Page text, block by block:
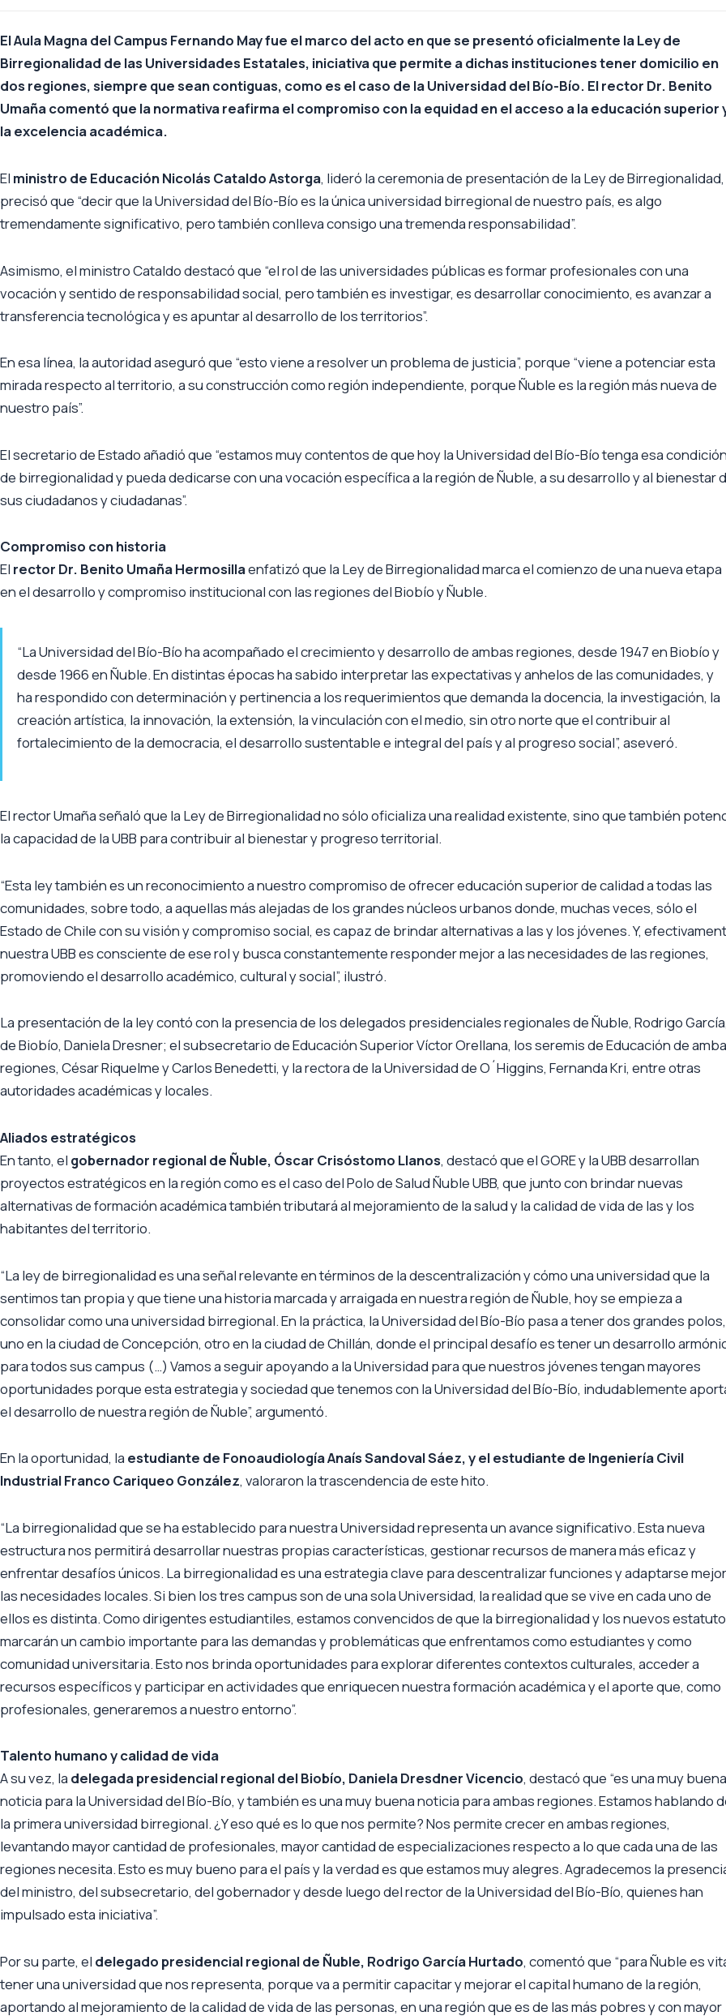
El Aula Magna del Campus Fernando May fue el marco del acto en que se presentó oficialmente la Ley de
Birregionalidad de las Universidades Estatales, iniciativa que permite a dichas instituciones tener domicilio en
dos regiones, siempre que sean contiguas, como es el caso de la Universidad del Bío-Bío. El rector Dr. Benito
Umaña comentó que la normativa reafirma el compromiso con la equidad en el acceso a la educación superior
la excelencia académica.
El ministro de Educación Nicolás Cataldo Astorga, lideró la ceremonia de presentación de la Ley de
precisó que “decir que la Universidad del Bío-Bío es la única universidad birregional de nuestro país, es algo
tremendamente significativo, pero también conlleva consigo una tremenda responsabilidad”.
Asimismo, el ministro Cataldo destacó que “el rol de las universidades públicas es formar profesionales con una
vocación y sentido de responsabilidad social, pero también es investigar, es desarrollar conocimiento, es avanzar a
transferencia tecnológica y es apuntar al desarrollo de los territorios”.
En esa línea, la autoridad aseguró que “esto viene a resolver un problema de justicia”, porque “viene a potenciar esta
mirada respecto al territorio, a su construcción como región independiente, porque Ñuble es la región más nueva de
nuestro país”.
El secretario de Estado añadió que “estamos muy contentos de que hoy la Universidad del Bío-Bío tenga esa
de birregionalidad y pueda dedicarse con una vocación específica a la región de Ñuble, a su desarrollo y al bienestar
sus ciudadanos y ciudadanas”.
Compromiso con historia
El rector Dr. Benito Umaña Hermosillaenfatizó que la Ley de Birregionalidad marca el comienzo de una nueva etapa
en el desarrollo y compromiso institucional con las regiones del Biobío y Ñuble.
“La Universidad del Bío-Bío ha acompañado el crecimiento y desarrollo de ambas regiones, desde 1947 en Biobío y
desde 1966 en Ñuble. En distintas épocas ha sabido interpretar las expectativas y anhelos de las comunidades, y
ha respondido con determinación y pertinencia a los requerimientos que demanda la docencia, la investigación, la
creación artística, la innovación, la extensión, la vinculación con el medio, sin otro norte que el contribuir al
fortalecimiento de la democracia, el desarrollo sustentable e integral del país y al progreso social”, aseveró.
El rector Umaña señaló que la Ley de Birregionalidad no sólo oficializa una realidad existente, sino que también
la capacidad de la UBB para contribuir al bienestar y progreso territorial.
“Esta ley también es un reconocimiento a nuestro compromiso de ofrecer educación superior de calidad a todas las
comunidades, sobre todo, a aquellas más alejadas de los grandes núcleos urbanos donde, muchas veces, sólo el
Estado de Chile con su visión y compromiso social, es capaz de brindar alternativas a las y los jóvenes. Y,
nuestra UBB es consciente de ese rol y busca constantemente responder mejor a las necesidades de las regiones,
promoviendo el desarrollo académico, cultural y social”, ilustró.
La presentación de la ley contó con la presencia de los delegados presidenciales regionales de Ñuble, Rodrigo
de Biobío, Daniela Dresner; el subsecretario de Educación Superior Víctor Orellana, los seremis de Educación de
regiones, César Riquelme y Carlos Benedetti, y la rectora de la Universidad de O´Higgins, Fernanda Kri, entre otras
autoridades académicas y locales.
Aliados estratégicos
En tanto, el gobernador regional de Ñuble, Óscar Crisóstomo Llanos, destacó que el GORE y la UBB desarrollan
proyectos estratégicos en la región como es el caso del Polo de Salud Ñuble UBB, que junto con brindar nuevas
alternativas de formación académica también tributará al mejoramiento de la salud y la calidad de vida de las y los
habitantes del territorio.
“La ley de birregionalidad es una señal relevante en términos de la descentralización y cómo una universidad que la
sentimos tan propia y que tiene una historia marcada y arraigada en nuestra región de Ñuble, hoy se empieza a
consolidar como una universidad birregional. En la práctica, la Universidad del Bío-Bío pasa a tener dos grandes polos,
uno en la ciudad de Concepción, otro en la ciudad de Chillán, donde el principal desafío es tener un desarrollo
para todos sus campus (…) Vamos a seguir apoyando a la Universidad para que nuestros jóvenes tengan mayores
oportunidades porque esta estrategia y sociedad que tenemos con la Universidad del Bío-Bío, indudablemente
el desarrollo de nuestra región de Ñuble”, argumentó.
En la oportunidad, la estudiante de Fonoaudiología Anaís Sandoval Sáez, y el estudiante de Ingeniería Civil
Industrial Franco Cariqueo González, valoraron la trascendencia de este hito.
“La birregionalidad que se ha establecido para nuestra Universidad representa un avance significativo. Esta nueva
estructura nos permitirá desarrollar nuestras propias características, gestionar recursos de manera más eficaz y
enfrentar desafíos únicos. La birregionalidad es una estrategia clave para descentralizar funciones y adaptarse
las necesidades locales. Si bien los tres campus son de una sola Universidad, la realidad que se vive en cada uno de
ellos es distinta. Como dirigentes estudiantiles, estamos convencidos de que la birregionalidad y los nuevos
marcarán un cambio importante para las demandas y problemáticas que enfrentamos como estudiantes y como
comunidad universitaria. Esto nos brinda oportunidades para explorar diferentes contextos culturales, acceder a
recursos específicos y participar en actividades que enriquecen nuestra formación académica y el aporte que, como
profesionales, generaremos a nuestro entorno”.
Talento humano y calidad de vida
A su vez, la delegada presidencial regional del Biobío, Daniela Dresdner Vicencio, destacó que “es una muy buena
noticia para la Universidad del Bío-Bío, y también es una muy buena noticia para ambas regiones. Estamos hablando
la primera universidad birregional. ¿Y eso qué es lo que nos permite? Nos permite crecer en ambas regiones,
levantando mayor cantidad de profesionales, mayor cantidad de especializaciones respecto a lo que cada una de las
regiones necesita. Esto es muy bueno para el país y la verdad es que estamos muy alegres. Agradecemos la
del ministro, del subsecretario, del gobernador y desde luego del rector de la Universidad del Bío-Bío, quienes han
impulsado esta iniciativa”.
Por su parte, el delegado presidencial regional de Ñuble, Rodrigo García Hurtado, comentó que “para Ñuble es
tener una universidad que nos representa, porque va a permitir capacitar y mejorar el capital humano de la región,
aportando al mejoramiento de la calidad de vida de las personas, en una región que es de las más pobres y con mayor